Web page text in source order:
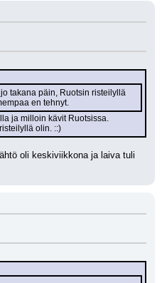
takana päin, Ruotsin risteilyllä
en tehnyt.
olin. ::)
oli keskiviikkona ja laiva tuli